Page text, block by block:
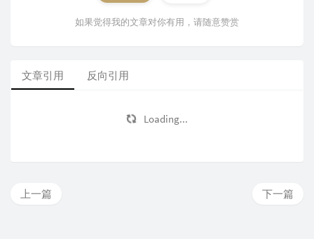
如果觉得我的文章对你有用，请随意赞赏
文章引用 反向引用
Loading...
下一篇
上一篇